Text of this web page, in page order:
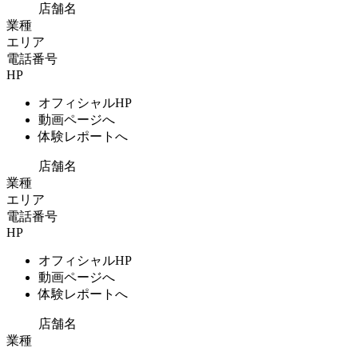
店舗名
業種
エリア
電話番号
HP
オフィシャルHP
動画ページへ
体験レポートへ
店舗名
業種
エリア
電話番号
HP
オフィシャルHP
動画ページへ
体験レポートへ
店舗名
業種